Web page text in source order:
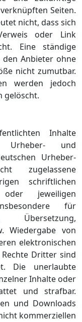
Seiten.
nicht, dass sich
oder Link
Eine ständige
Anbieter ohne
nicht zumutbar.
werden jedoch
gelöscht.
Inhalte
Urheber- und
Urheber-
zugelassene
schriftlichen
jeweiligen
für
Übersetzung,
Wiedergabe von
elektronischen
Dritter sind
Die unerlaubte
Inhalte oder
und strafbar.
und Downloads
kommerziellen